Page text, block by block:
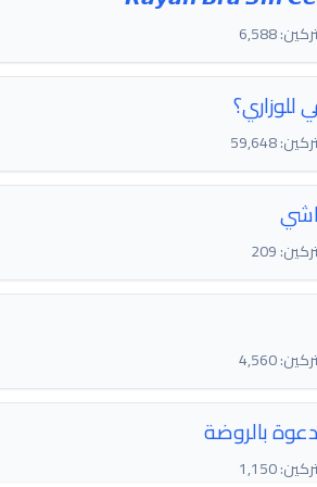
6,588
للوزاري؟
59,648
209
4,560
بالروضة
1,150